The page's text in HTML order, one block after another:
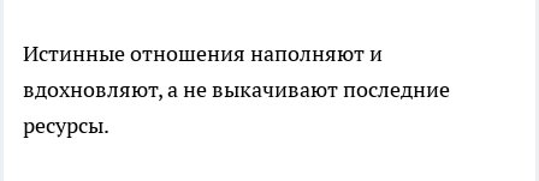
Истинные отношения наполняют и
вдохновляют, а не выкачивают последние
ресурсы.